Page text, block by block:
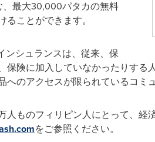
最大30,000パタカの無料
ことができます。
ンシュランスは、従来、保
保険に加入していなかったりす
へのアクセスが限られているコミ
人ものフィリピン人にとって、
をご参照ください。